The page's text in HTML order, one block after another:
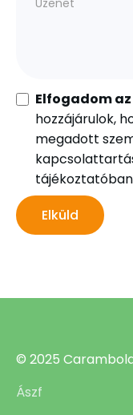
Elfogadom az
hozzájárulok,
megadott
© 2025
Ászf